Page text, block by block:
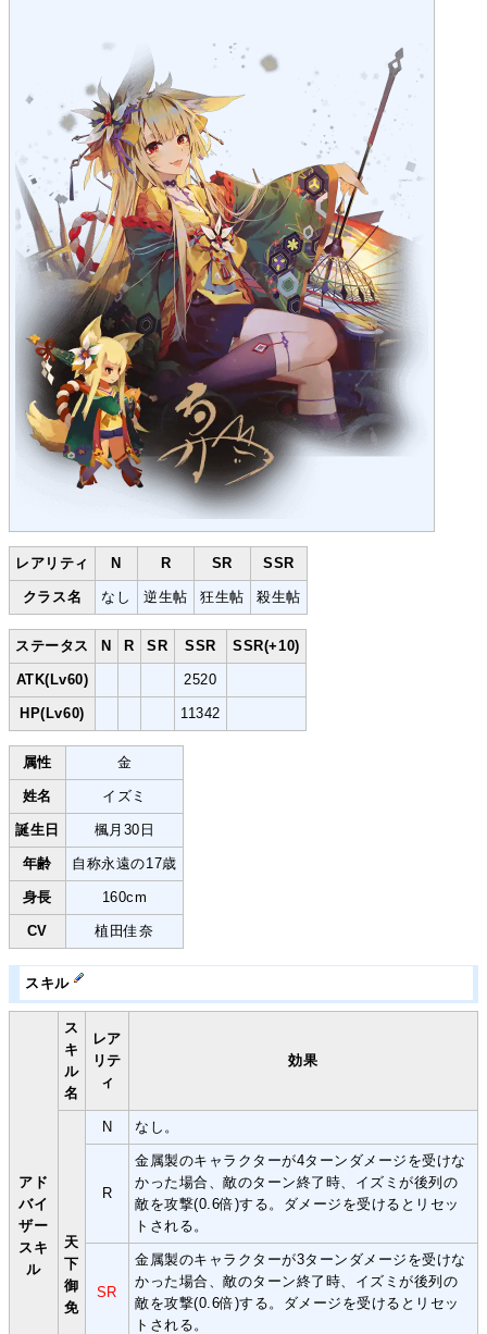
レアリティ N R SR SSR
クラス名 なし 逆生帖 狂生帖 殺生帖
ステータス N R SR SSR SSR(+10)
ATK(Lv60) 2520
HP(Lv60) 11342
属性 金
姓名 イズミ
誕生日 楓月30日
年齢 自称永遠の17歳
身長 160cm
CV 植田佳奈
スキル
アド
バイ
ザー
スキ
ル
ス
キ
ル
名
レア
リテ
ィ
効果
天
下
御
免
N なし。
R
金属製のキャラクターが4ターンダメージを受けな
かった場合、敵のターン終了時、イズミが後列の
敵を攻撃(0.6倍)する。ダメージを受けるとリセッ
トされる。
SR
金属製のキャラクターが3ターンダメージを受けな
かった場合、敵のターン終了時、イズミが後列の
敵を攻撃(0.6倍)する。ダメージを受けるとリセッ
トされる。